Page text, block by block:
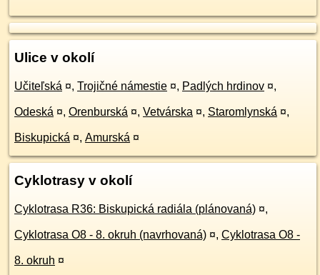
Ulice v okolí
Učiteľská ¤, Trojičné námestie ¤, Padlých hrdinov ¤,
Odeská ¤, Orenburská ¤, Vetvárska ¤, Staromlynská ¤,
Biskupická ¤, Amurská ¤
Cyklotrasy v okolí
Cyklotrasa R36: Biskupická radiála (plánovaná) ¤,
Cyklotrasa O8 - 8. okruh (navrhovaná) ¤, Cyklotrasa O8 -
8. okruh ¤